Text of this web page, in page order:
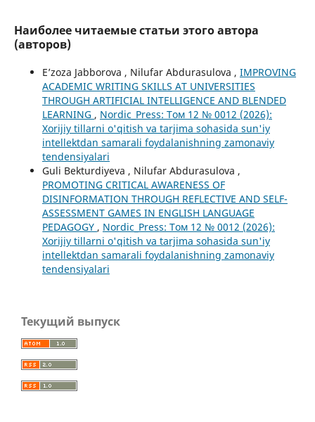
Наиболее читаемые статьи этого автора
(авторов)
Eʼzoza Jabborova , Nilufar Abdurasulova , IMPROVING
ACADEMIC WRITING SKILLS AT UNIVERSITIES
THROUGH ARTIFICIAL INTELLIGENCE AND BLENDED
LEARNING , Nordic_Press: Том 12 № 0012 (2026):
Xorijiy tillarni o'qitish va tarjima sohasida sun'iy
intellektdan samarali foydalanishning zamonaviy
tendensiyalari
Guli Bekturdiyeva , Nilufar Abdurasulova ,
PROMOTING CRITICAL AWARENESS OF
DISINFORMATION THROUGH REFLECTIVE AND SELF-
ASSESSMENT GAMES IN ENGLISH LANGUAGE
PEDAGOGY , Nordic_Press: Том 12 № 0012 (2026):
Xorijiy tillarni o'qitish va tarjima sohasida sun'iy
intellektdan samarali foydalanishning zamonaviy
tendensiyalari
Текущий выпуск